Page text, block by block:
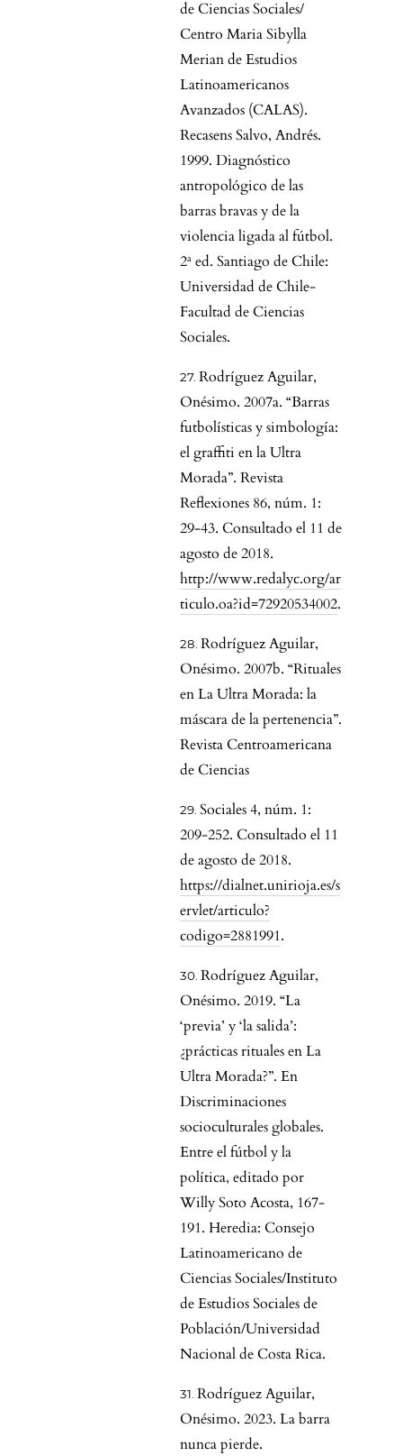
de Ciencias Sociales/
Centro Maria Sibylla
Merian de Estudios
Latinoamericanos
Avanzados (CALAS).
Recasens Salvo, Andrés.
1999. Diagnóstico
antropológico de las
barras bravas y de la
violencia ligada al fútbol.
2ª ed. Santiago de Chile:
Universidad de Chile-
Facultad de Ciencias
Sociales.
Rodríguez Aguilar,
Onésimo. 2007a. “Barras
futbolísticas y simbología:
el graffiti en la Ultra
Morada”. Revista
Reflexiones 86, núm. 1:
29-43. Consultado el 11 de
agosto de 2018.
http://www.redalyc.org/ar
ticulo.oa?id=72920534002.
Rodríguez Aguilar,
Onésimo. 2007b. “Rituales
en La Ultra Morada: la
máscara de la pertenencia”.
Revista Centroamericana
de Ciencias
Sociales 4, núm. 1:
209-252. Consultado el 11
de agosto de 2018.
https://dialnet.unirioja.es/s
ervlet/articulo?
codigo=2881991.
Rodríguez Aguilar,
Onésimo. 2019. “La
‘previa’ y ‘la salida’:
¿prácticas rituales en La
Ultra Morada?”. En
Discriminaciones
socioculturales globales.
Entre el fútbol y la
política, editado por
Willy Soto Acosta, 167-
191. Heredia: Consejo
Latinoamericano de
Ciencias Sociales/Instituto
de Estudios Sociales de
Población/Universidad
Nacional de Costa Rica.
Rodríguez Aguilar,
Onésimo. 2023. La barra
nunca pierde.